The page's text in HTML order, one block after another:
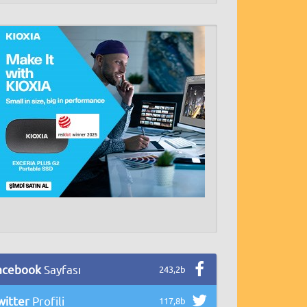
Sayfası 243,2b
Profili 117,8b